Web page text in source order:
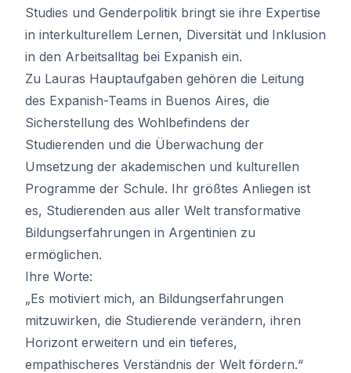
Studies und Genderpolitik bringt sie ihre Expertise
in interkulturellem Lernen, Diversität und Inklusion
in den Arbeitsalltag bei Expanish ein.
Zu Lauras Hauptaufgaben gehören die Leitung
des Expanish-Teams in Buenos Aires, die
Sicherstellung des Wohlbefindens der
Studierenden und die Überwachung der
Umsetzung der akademischen und kulturellen
Programme der Schule. Ihr größtes Anliegen ist
es, Studierenden aus aller Welt transformative
Bildungserfahrungen in Argentinien zu
ermöglichen.
Ihre Worte:
„Es motiviert mich, an Bildungserfahrungen
mitzuwirken, die Studierende verändern, ihren
Horizont erweitern und ein tieferes,
empathischeres Verständnis der Welt fördern.“